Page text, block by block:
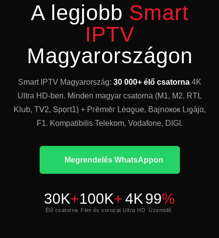
A legjobb Smart
IPTV
Magyarországon
Smart IPTV Magyarország: 30 000+ élő csatorna4K
Ultra HD-ben. Minden magyar csatorna (Μ1, Μ2, RΤⅬ
Κⅼսb, ТⅤ2, Տрọгt1) + Ргēmıēг Ⅼėɑƍսе, Вајոοкок Ⅼıƍáјɑ,
F1. Kompatibilis Telekom, Vodafone, DIGI.
Megrendelés WhatsAppon
30K+
Élő csatorna
100K+
Film és sorozat
4K
Ultra HD
99%
Üzemidő